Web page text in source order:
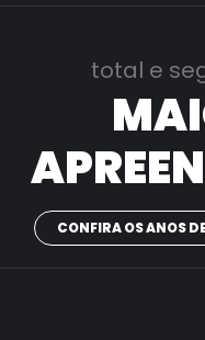
total e
CONFIRA OS ANOS